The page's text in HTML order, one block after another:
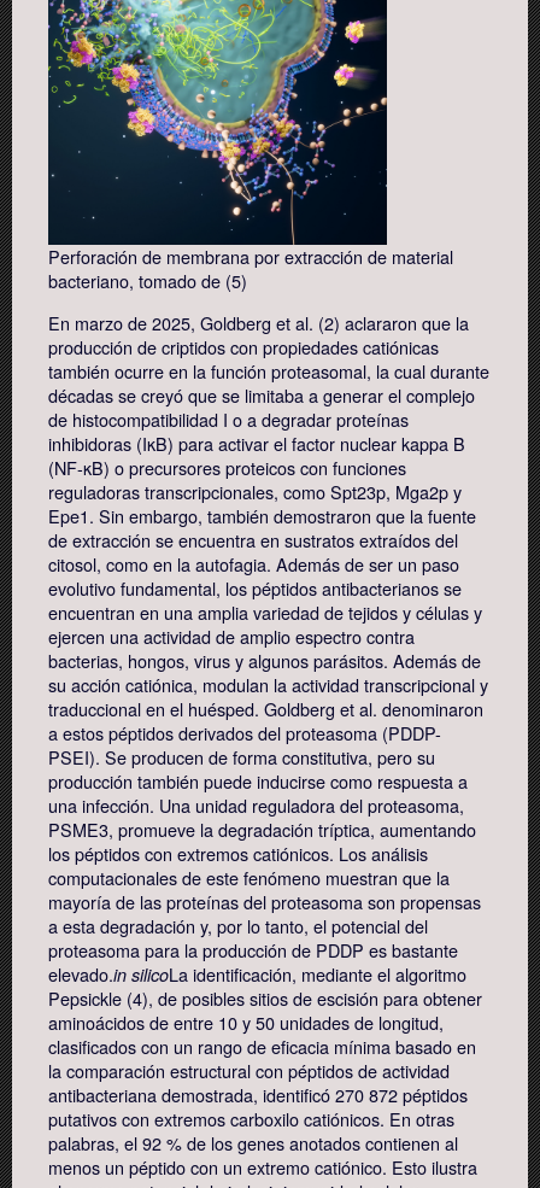
Perforación de membrana por extracción de material
bacteriano, tomado de (5)
En marzo de 2025, Goldberg et al. (2) aclararon que la
producción de criptidos con propiedades catiónicas
también ocurre en la función proteasomal, la cual durante
décadas se creyó que se limitaba a generar el complejo
de histocompatibilidad I o a degradar proteínas
inhibidoras (IκB) para activar el factor nuclear kappa B
(NF-κB) o precursores proteicos con funciones
reguladoras transcripcionales, como Spt23p, Mga2p y
Epe1. Sin embargo, también demostraron que la fuente
de extracción se encuentra en sustratos extraídos del
citosol, como en la autofagia. Además de ser un paso
evolutivo fundamental, los péptidos antibacterianos se
encuentran en una amplia variedad de tejidos y células y
ejercen una actividad de amplio espectro contra
bacterias, hongos, virus y algunos parásitos. Además de
su acción catiónica, modulan la actividad transcripcional y
traduccional en el huésped. Goldberg et al. denominaron
a estos péptidos derivados del proteasoma (PDDP-
PSEI). Se producen de forma constitutiva, pero su
producción también puede inducirse como respuesta a
una infección. Una unidad reguladora del proteasoma,
PSME3, promueve la degradación tríptica, aumentando
los péptidos con extremos catiónicos. Los análisis
computacionales de este fenómeno muestran que la
mayoría de las proteínas del proteasoma son propensas
a esta degradación y, por lo tanto, el potencial del
proteasoma para la producción de PDDP es bastante
elevado.in silicoLa identificación, mediante el algoritmo
Pepsickle (4), de posibles sitios de escisión para obtener
aminoácidos de entre 10 y 50 unidades de longitud,
clasificados con un rango de eficacia mínima basado en
la comparación estructural con péptidos de actividad
antibacteriana demostrada, identificó 270 872 péptidos
putativos con extremos carboxilo catiónicos. En otras
palabras, el 92 % de los genes anotados contienen al
menos un péptido con un extremo catiónico. Esto ilustra